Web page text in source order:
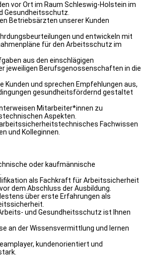
vor Ort im Raum Schleswig-Holstein im
Gesundheitsschutz.
Betriebsärzten unserer Kunden
und entwickeln mit
für den Arbeitsschutz im
aus den einschlägigen
jeweiligen Berufsgenossenschaften in die
Kunden und sprechen Empfehlungen aus,
gesundheitsfördernd gestaltet
Mitarbeiter*innen zu
Aspekten.
Fachwissen
und Kolleginnen.
oder kaufmännische
als Fachkraft für Arbeitssicherheit
dem Abschluss der Ausbildung.
über erste Erfahrungen als
und Gesundheitsschutz ist Ihnen
an der Wissensvermittlung und lernen
kundenorientiert und